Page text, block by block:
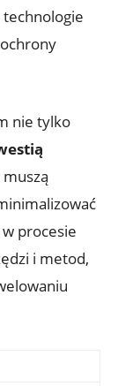
nie tylko
muszą
procesie
i metod,